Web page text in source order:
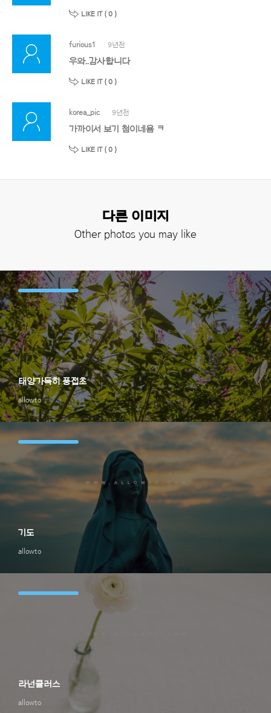
LIKE IT ( 0 )
furious1 9년전
우와..감사합니다
LIKE IT ( 0 )
korea_pic 9년전
가까이서 보기 첨이네욤 ㅋ
LIKE IT ( 0 )
다른 이미지
Other photos you may like
allowto
태양가득히 풍접초
allowto
기도
allowto
라넌큘러스